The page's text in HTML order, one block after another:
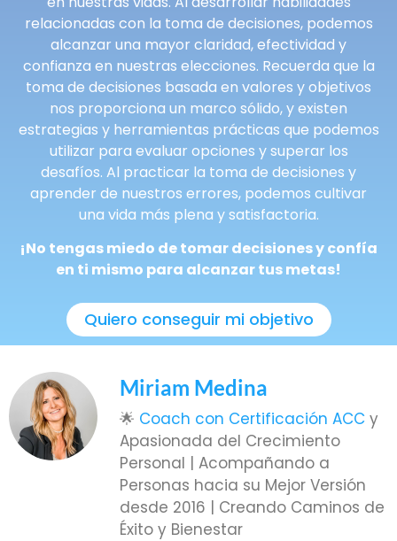
relacionadas con la toma de decisiones, podemos
alcanzar una mayor claridad, efectividad y
confianza en nuestras elecciones. Recuerda que la
toma de decisiones basada en valores y objetivos
nos proporciona un marco sólido, y existen
estrategias y herramientas prácticas que podemos
utilizar para evaluar opciones y superar los
desafíos. Al practicar la toma de decisiones y
aprender de nuestros errores, podemos cultivar
una vida más plena y satisfactoria.
¡No tengas miedo de tomar decisiones y confía
en ti mismo para alcanzar tus metas!
Quiero conseguir mi objetivo
Miriam Medina
🌟 Coach con Certificación ACC y
Apasionada del Crecimiento
Personal | Acompañando a
Personas hacia su Mejor Versión
desde 2016 | Creando Caminos de
Éxito y Bienestar